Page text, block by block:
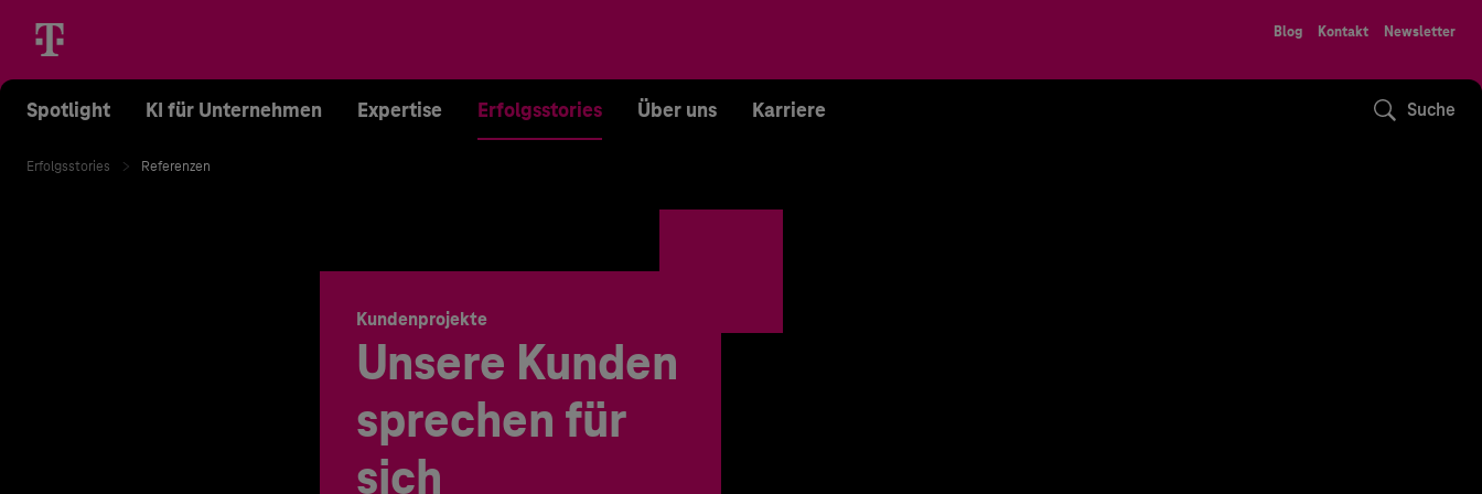
Blog Kontakt Newsletter
Spotlight KI für Unternehmen Expertise Erfolgsstories Über uns Karriere Suche
Erfolgsstories Referenzen
Kundenprojekte
Unsere Kunden
sprechen für
sich